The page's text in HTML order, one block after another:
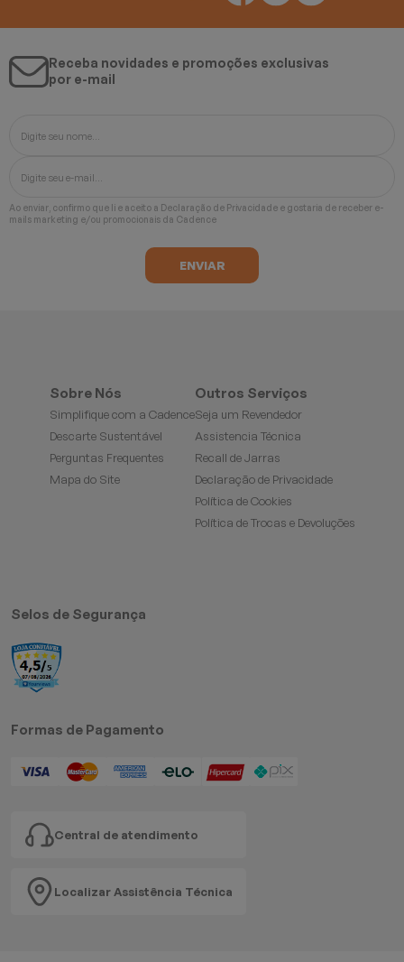
Receba novidades e promoções exclusivas
por e-mail
Ao enviar, confirmo que li e aceito a Declaração de Privacidade e gostaria de receber e-
mails marketing e/ou promocionais da Cadence
Sobre Nós
Simplifique com a Cadence
Descarte Sustentável
Perguntas Frequentes
Mapa do Site
Outros Serviços
Seja um Revendedor
Assistencia Técnica
Recall de Jarras
Declaração de Privacidade
Política de Cookies
Política de Trocas e Devoluções
Selos de Segurança
Formas de Pagamento
Central de atendimento
Localizar Assistência Técnica